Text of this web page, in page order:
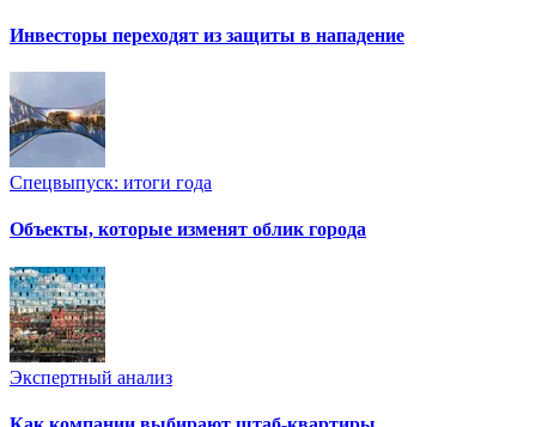
Инвесторы переходят из защиты в нападение
Спецвыпуск: итоги года
Объекты, которые изменят облик города
Экспертный анализ